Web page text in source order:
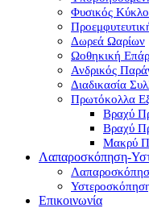
Φυσικός
Δωρεά Ωαρίων
Ωοθηκική
Ανδρικός
Διαδικασία
Πρωτόκολλα
Βραχύ
Βραχύ
Μακρύ
Λαπαροσκόπηση-
Επικοινωνία